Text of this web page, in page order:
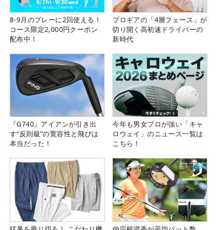
8-9月のプレーに2回使える！
コース限定2,000円クーポン
配布中！
プロギアの「4層フェース」が
切り開く高初速ドライバーの
新時代
『G740』アイアンが引き出
す“反則級”の寛容性と飛びは
本当だった！
今年も男女プロが強い「キャ
ロウェイ」のニュース一覧は
こちら！